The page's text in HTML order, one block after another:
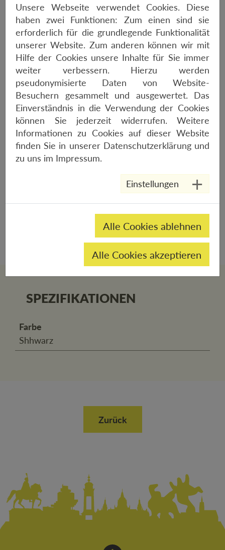
WAHOO KICKR HEADWIND
280€
Manueller Modus: Wählen Sie aus vier
Geschwindigkeitseinstellungen aus, um den
idealen Luftstrom einzustellen
Geschwindigkeitsmodus: Koppeln Sie mit dem
KICKR oder einem Geschwindigkeitssensor,
um die Ventilatorgeschwindigkeit an die
Geschwindigkeit des Fahrrads anzupassen
Herzfrequenzmodus: Koppeln Sie mit dem
Luftstrom zu erhöhen, wenn Ihre
Herzfrequenz steigt
SPEZIFIKATIONEN
Farbe
Shhwarz
Zurück
Unsere Webseite verwendet Cookies. Diese
haben zwei Funktionen: Zum einen sind sie
erforderlich für die grundlegende Funktionalität
unserer Website. Zum anderen können wir mit
Hilfe der Cookies unsere Inhalte für Sie immer
weiter verbessern. Hierzu werden
pseudonymisierte Daten von Website-
Besuchern gesammelt und ausgewertet. Das
Einverständnis in die Verwendung der Cookies
können Sie jederzeit widerrufen. Weitere
Informationen zu Cookies auf dieser Website
finden Sie in unserer Datenschutzerklärungund
zu uns im Impressum.
Einstellungen
Alle Cookies ablehnen
Alle Cookies akzeptieren